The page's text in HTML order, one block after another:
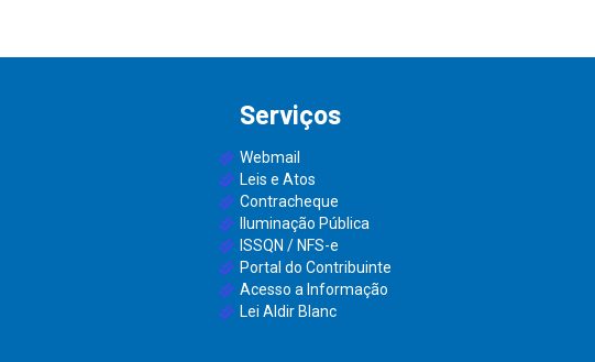
Serviços
Webmail
Leis e Atos
Contracheque
Iluminação Pública
ISSQN / NFS-e
Portal do Contribuinte
Acesso a Informação
Lei Aldir Blanc